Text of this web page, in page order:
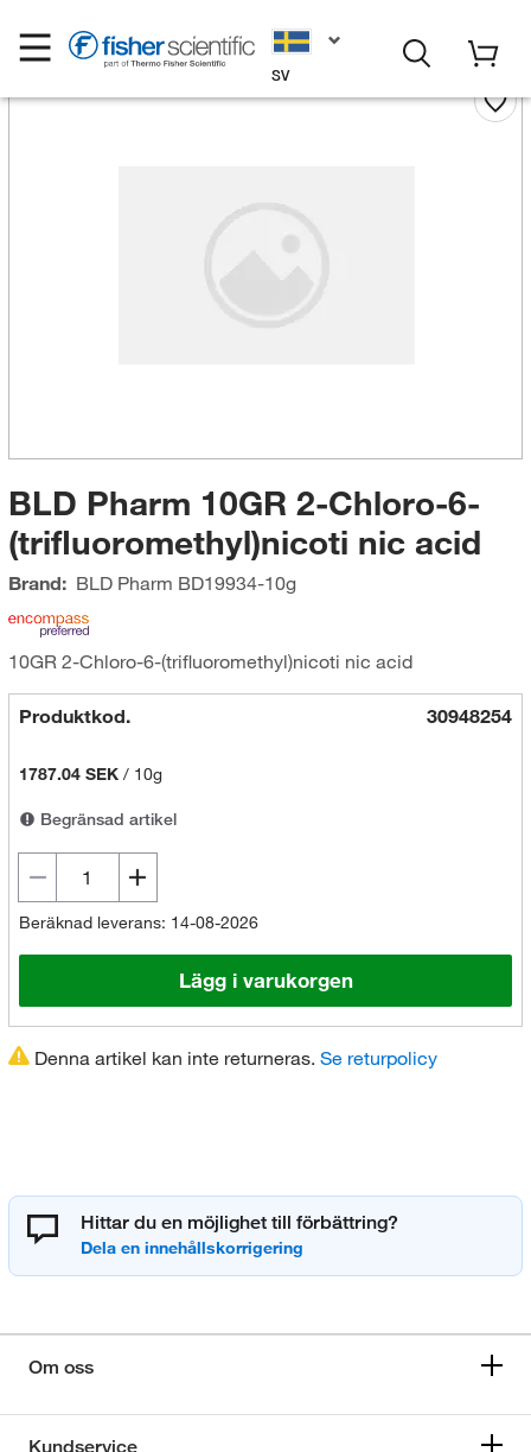
SV
BLD Pharm 10GR 2-Chloro-6-
(trifluoromethyl)nicoti nic acid
Brand: BLD Pharm BD19934-10g
10GR 2-Chloro-6-(trifluoromethyl)nicoti nic acid
Produktkod. 30948254
1787.04 SEK/ 10g
Begränsad artikel
Beräknad leverans: 14-08-2026
Lägg i varukorgen
Denna artikel kan inte returneras. Se returpolicy
Hittar du en möjlighet till förbättring?
Om oss
Kundservice